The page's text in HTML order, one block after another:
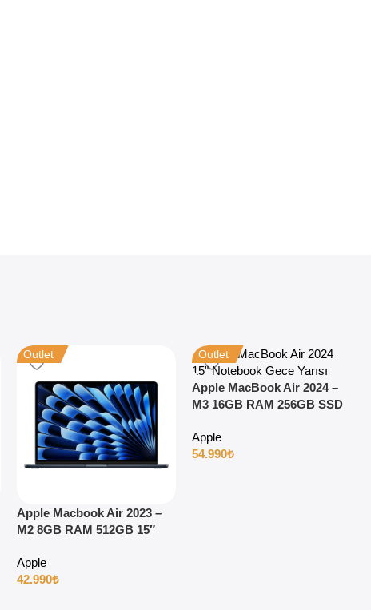
Outlet
Apple Macbook Air 2023 –
M2 8GB RAM 512GB 15″
Apple
42.990₺
Outlet
Apple MacBook Air 2024 –
M3 16GB RAM 256GB SSD
Apple
54.990₺